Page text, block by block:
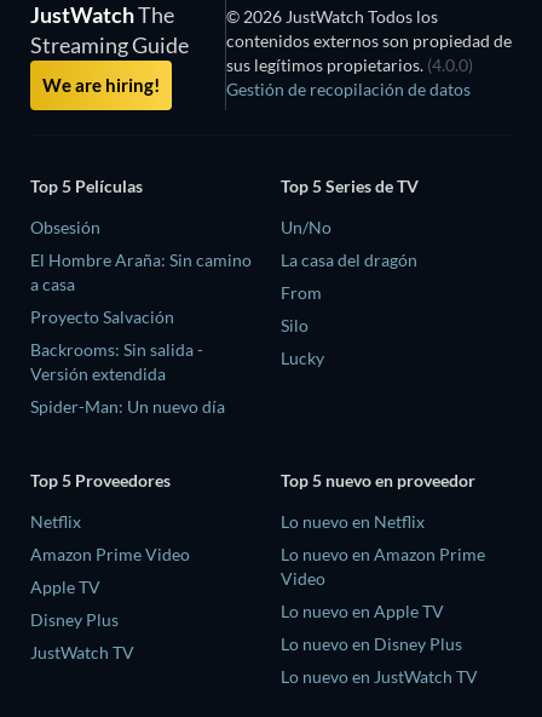
JustWatchThe
Streaming Guide
We are hiring!
© 2026 JustWatch Todos los
contenidos externos son propiedad de
sus legítimos propietarios. (4.0.0)
Gestión de recopilación de datos
Top 5 Películas
Obsesión
El Hombre Araña: Sin camino
a casa
Proyecto Salvación
Backrooms: Sin salida -
Versión extendida
Spider-Man: Un nuevo día
Top 5 Series de TV
Un/No
La casa del dragón
From
Silo
Lucky
Top 5 Proveedores
Netflix
Amazon Prime Video
Apple TV
Disney Plus
JustWatch TV
Top 5 nuevo en proveedor
Lo nuevo en Netflix
Lo nuevo en Amazon Prime
Video
Lo nuevo en Apple TV
Lo nuevo en Disney Plus
Lo nuevo en JustWatch TV